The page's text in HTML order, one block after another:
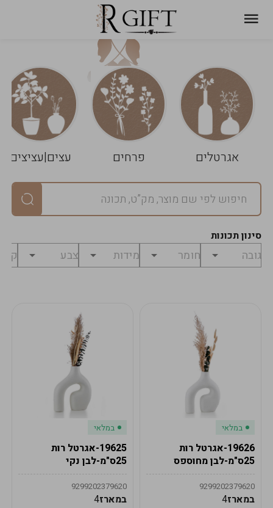
אגרטלים פרחים עצים|עציצים
סינון תכונות
במלאי
19626-אגרטל רות
25ס"מ-לבן מחוספס
9299202379620
במארז4
במלאי
19625-אגרטל רות
25ס"מ-לבן נקי
9299202379620
במארז4
עגלת
שלך
ניקוי
הסל
במארז
מחיר
לפני
₪0
לתשלום